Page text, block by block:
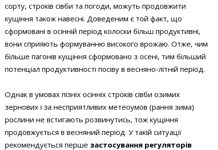
сорту, строків сівби та погоди, можуть продовжити
кущіння також навесні. Доведеним є той факт, що
сформовані в осінній період колоски більш продуктивні,
вони сприяють формуванню високого врожаю. Отже, чим
більше пагонів кущіння сформовано з осені, тим більший
потенціал продуктивності посіву в весняно-літній період.
Однак в умовах пізніх осінніх строків сівби озимих
зернових і за несприятливих метеоумов (рання зима)
рослини не встигають розвинутись, тож кущіння
продовжується в весняний період. У такій ситуації
рекомендується перше застосування регуляторів